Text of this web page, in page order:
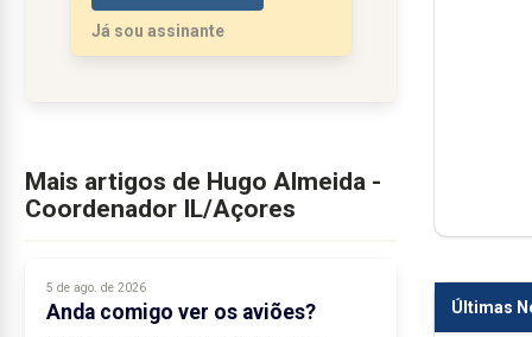
sobe e os...
Já sou assinante
Mais artigos de Hugo Almeida -
Coordenador IL/Açores
5 de ago. de 2026
Anda comigo ver os aviões? Últimas